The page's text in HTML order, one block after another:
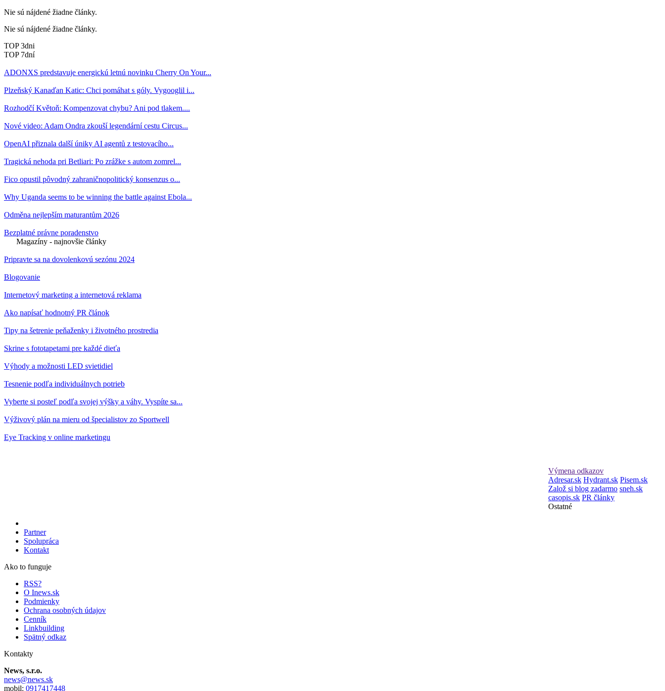
Nie sú nájdené žiadne články.
Nie sú nájdené žiadne články.
TOP 3dni
TOP 7dní
ADONXS predstavuje energickú letnú novinku Cherry On Your...
Plzeňský Kanaďan Katic: Chci pomáhat s góly. Vygooglil i...
Rozhodčí Květoň: Kompenzovat chybu? Ani pod tlakem....
Nové video: Adam Ondra zkouší legendární cestu Circus...
OpenAI přiznala další úniky AI agentů z testovacího...
Tragická nehoda pri Betliari: Po zrážke s autom zomrel...
Fico opustil pôvodný zahraničnopolitický konsenzus o...
Why Uganda seems to be winning the battle against Ebola...
Odměna nejlepším maturantům 2026
Bezplatné právne poradenstvo
Magazíny - najnovšie články
Pripravte sa na dovolenkovú sezónu 2024
Blogovanie
Internetový marketing a internetová reklama
Ako napísať hodnotný PR článok
Tipy na šetrenie peňaženky i životného prostredia
Skrine s fototapetami pre každé dieťa
Výhody a možnosti LED svietidiel
Tesnenie podľa individuálnych potrieb
Vyberte si posteľ podľa svojej výšky a váhy. Vyspíte sa...
Výživový plán na mieru od špecialistov zo Sportwell
Eye Tracking v online marketingu
Výmena odkazov
Adresar.sk Hydrant.sk Pisem.sk
Založ si blog zadarmo sneh.sk
casopis.sk PR články
Ostatné
Partner
Spolupráca
Kontakt
Ako to funguje
RSS?
O Inews.sk
Podmienky
Ochrana osobných údajov
Cenník
Linkbuilding
Spätný odkaz
Kontakty
News, s.r.o.
news@news.sk
mobil: 0917417448